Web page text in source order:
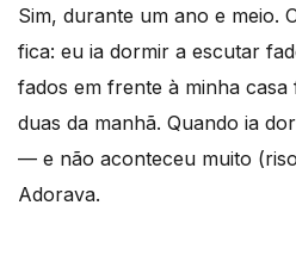
Sim, durante um ano e meio.
fica: eu ia dormir a escutar
fados em frente à minha casa
duas da manhã. Quando ia
— e não aconteceu muito
Adorava.